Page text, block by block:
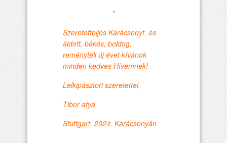
*
Szeretetteljes Karácsonyt, és
áldott, békés, boldog,
reményteli új évet kívánok
minden kedves Hívemnek!
Lelkipásztori szeretettel,
Tibor atya
Stuttgart, 2024. Karácsonyán